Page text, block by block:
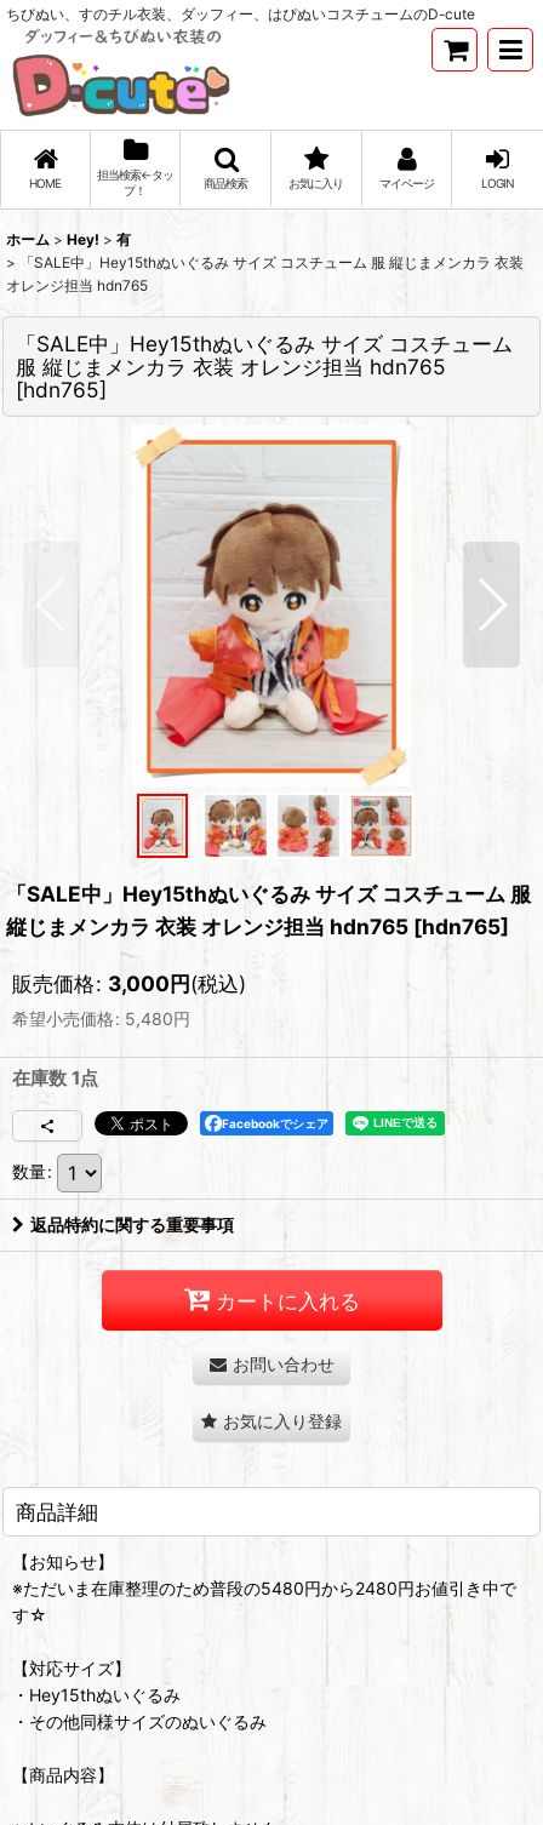
ちびぬい、すのチル衣装、ダッフィー、はぴぬいコスチュームのD-cute
HOME
担当検索←タッ
プ！
商品検索 お気に入り マイページ LOGIN
ホーム > Hey! > 有
>
「SALE中」Hey15thぬいぐるみ サイズ コスチューム 服 縦じまメンカラ 衣装
オレンジ担当 hdn765
「SALE中」Hey15thぬいぐるみ サイズ コスチューム
服 縦じまメンカラ 衣装 オレンジ担当 hdn765
[hdn765]
「SALE中」Hey15thぬいぐるみ サイズ コスチューム 服
縦じまメンカラ 衣装 オレンジ担当 hdn765 [hdn765]
販売価格: 3,000円(税込)
希望小売価格: 5,480円
在庫数 1点
Facebookでシェア
数量:
返品特約に関する重要事項
カートに入れる
お問い合わせ
お気に入り登録
商品詳細
【お知らせ】
※ただいま在庫整理のため普段の5480円から2480円お値引き中で
す☆
【対応サイズ】
・Hey15thぬいぐるみ
・その他同様サイズのぬいぐるみ
【商品内容】